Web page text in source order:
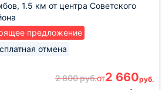
1.5 км от центра Советского
предложение
отмена
2 800руб.от2 660руб.